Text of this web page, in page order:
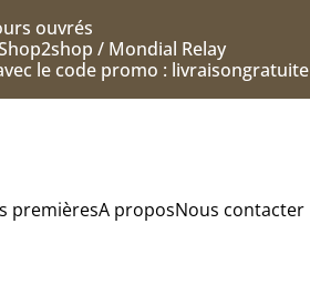
ouvrés
/ Mondial Relay
le code promo : livraisongratuite
premièresA proposNous contacter